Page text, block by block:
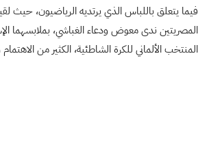
فيما يتعلق باللباس الذي يرتديه الرياضيون، حيث
المصريتين ندى معوض ودعاء الغباشي، بملابسهما
المنتخب الألماني للكرة الشاطئية، الكثير من